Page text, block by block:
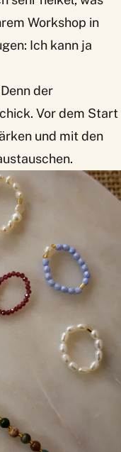
Workshop in
Ich kann ja
der
Vor dem Start
und mit den